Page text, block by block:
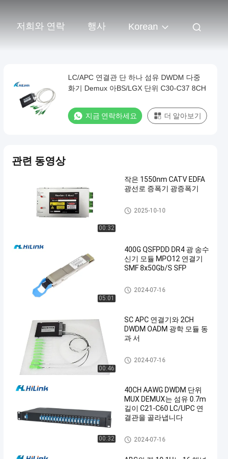
저희와 연락 행사 Korean
LC/APC 연결관 단 하나 섬유 DWDM 다중
화기 Demux 아BS/LGX 단위 C30-C37 8CH
지금 연락하세요 더 알아보기
관련 동영상
00:32
작은 1550nm CATV EDFA
광선로 증폭기 광증폭기
dwdm 다중 화기 demux
2025-10-10
05:01
400G QSFPDD DR4 광 송수
신기 모듈 MPO12 연결기
SMF 8x50Gb/S SFP
광학적인 송수신기 단위
2024-07-16
00:46
SC APC 연결기와 2CH
DWDM OADM 광학 모듈 동
과 서
dwdm 다중 화기 demux
2024-07-16
00:32
40CH AAWG DWDM 단위
MUX DEMUX는 섬유 0.7m
길이 C21-C60 LC/UPC 연
결관을 골라냅니다
dwdm 다중 화기 demux
2024-07-16